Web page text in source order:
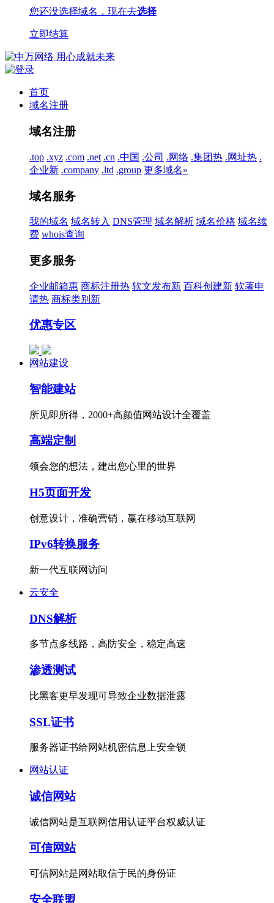
您还没选择域名，现在去选择
立即结算
首页
域名注册
域名注册
.top .xyz .com .net .cn .中国 .公司 .网络 .集团热 .网址热 .
企业新 .company .ltd .group 更多域名»
域名服务
我的域名 域名转入 DNS管理 域名解析 域名价格 域名续
费 whois查询
更多服务
企业邮箱惠 商标注册热 软文发布新 百科创建新 软著申
请热 商标类别 新
优惠专区
网站建设
智能建站
所见即所得，2000+高颜值网站设计全覆盖
高端定制
领会您的想法，建出您心里的世界
H5页面开发
创意设计，准确营销，赢在移动互联网
IPv6转换服务
新一代互联网访问
云安全
DNS解析
多节点多线路，高防安全，稳定高速
渗透测试
比黑客更早发现可导致企业数据泄露
SSL证书
服务器证书给网站机密信息上安全锁
网站认证
诚信网站
诚信网站是互联网信用认证平台权威认证
可信网站
可信网站是网站取信于民的身份证
安全联盟